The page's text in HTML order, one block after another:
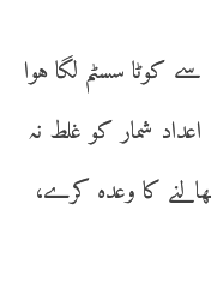
کہ سندھ میں 50 برس سے کوٹا سسٹم لگا ہوا
شمار کو غلط نہ
کا وعدہ کرے،